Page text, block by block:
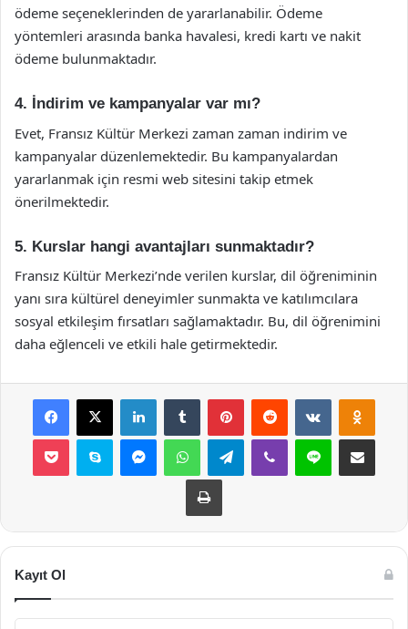
ödeme seçeneklerinden de yararlanabilir. Ödeme
yöntemleri arasında banka havalesi, kredi kartı ve nakit
ödeme bulunmaktadır.
4. İndirim ve kampanyalar var mı?
Evet, Fransız Kültür Merkezi zaman zaman indirim ve
kampanyalar düzenlemektedir. Bu kampanyalardan
yararlanmak için resmi web sitesini takip etmek
önerilmektedir.
5. Kurslar hangi avantajları sunmaktadır?
Fransız Kültür Merkezi’nde verilen kurslar, dil öğreniminin
yanı sıra kültürel deneyimler sunmakta ve katılımcılara
sosyal etkileşim fırsatları sağlamaktadır. Bu, dil öğrenimini
daha eğlenceli ve etkili hale getirmektedir.
Facebook
X LinkedInTumblr PinterestReddit VKontakte
Pocket Skype MessengerWhatsAppTelegramViber Line E-Posta ile
Yazdır
Kayıt Ol